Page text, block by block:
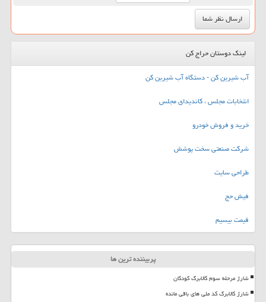
لینک دوستان حراج کن
آب شیرین کن - دستگاه آب شیرین کن
انتخابات مجلس ، کاندیدای مجلس
خرید و فروش خودرو
شرکت صنعتی سخت پوشش
طراحی سایت
فیش حج
قیمت بیسیم
پربیننده ترین ها
شارژ مرحله سوم کالابرگ کودکان
شارژ کالابرگ کد ملی های باقی مانده